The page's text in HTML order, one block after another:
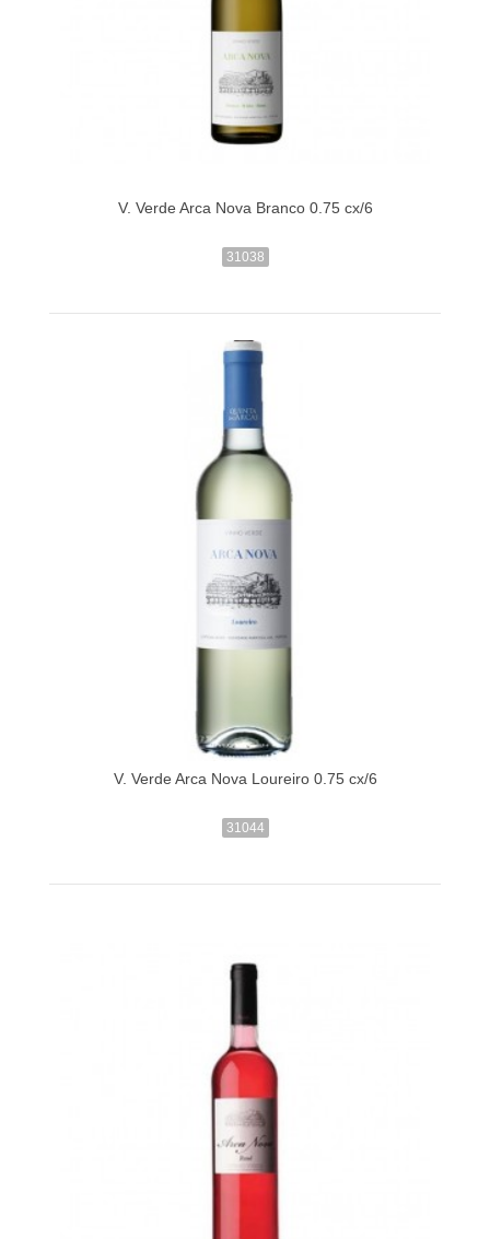
V. Verde Arca Nova Branco 0.75 cx/6
31038
V. Verde Arca Nova Loureiro 0.75 cx/6
31044